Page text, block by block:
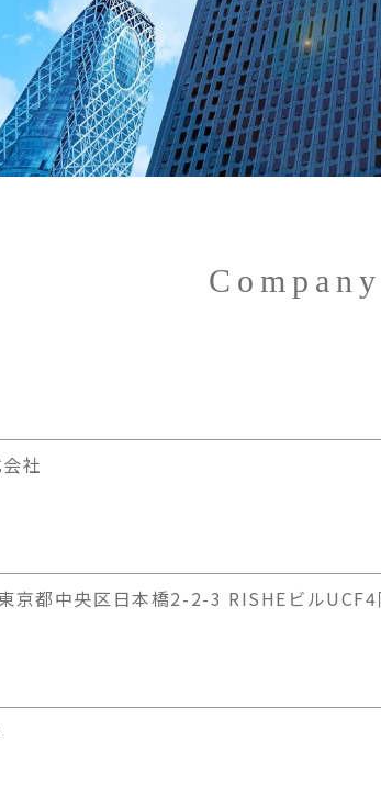
社
都中央区日本橋2-2-3 RISHEビルUCF4